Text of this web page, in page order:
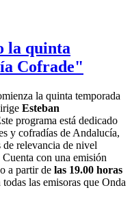
la quinta
Cofrade"
la quinta temporada
Esteban
programa está dedicado
y cofradías de Andalucía,
relevancia de nivel
con una emisión
a partir de las 19.00 horas
todas las emisoras que Onda